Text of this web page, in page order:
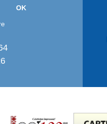
seria de
locale
OK